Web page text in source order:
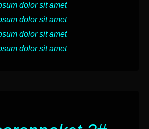
dolor sit amet
dolor sit amet
dolor sit amet
dolor sit amet